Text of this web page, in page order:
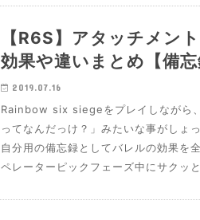
【R6S】アタッチメン
効果や違いまとめ【備忘
2019.07.16
Rainbow six siegeをプレイしながら
ってなんだっけ？」みたいな事がしょ
自分用の備忘録としてバレルの効果を
ペレーターピックフェーズ中にサクッ